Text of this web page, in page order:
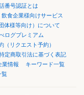
番号認証とは
食企業様向けサービス
体様等向け）について
ログプレミアム
（リクエスト予約）
定商取引法に基づく表記
業情報
キーワード一覧
覧